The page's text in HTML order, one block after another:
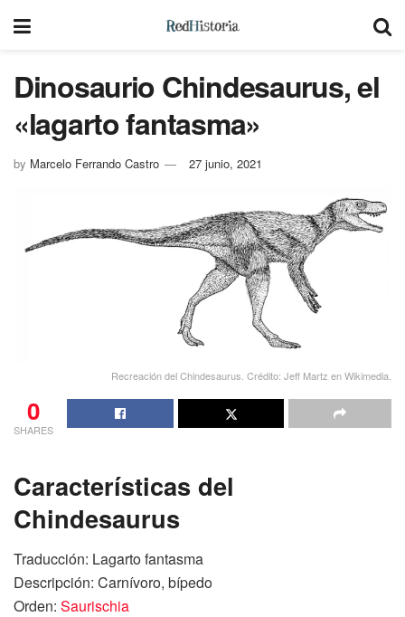
Dinosaurio Chindesaurus, el
«lagarto fantasma»
by Marcelo Ferrando Castro 27 junio, 2021
Recreación del Chindesaurus. Crédito: Jeff Martz en Wikimedia.
0
SHARES
Características del
Chindesaurus
Traducción: Lagarto fantasma
Descripción: Carnívoro, bípedo
Orden: Saurischia